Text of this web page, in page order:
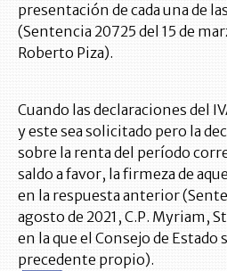
presentación de cada una de
(Sentencia 20725 del 15 de
Roberto Piza).
Cuando las declaraciones del
y este sea solicitado pero la
sobre la renta del período
saldo a favor, la firmeza de
en la respuesta anterior
agosto de 2021, C.P. Myriam,
en la que el Consejo de Estado
precedente propio).